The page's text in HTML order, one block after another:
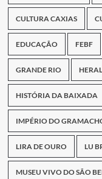
CULTURA CAXIAS
EDUCAÇÃO FEBF
GRANDE RIO
HISTÓRIA DA BAIXADA
IMPÉRIO DO
LIRA DE OURO LU
MUSEU VIVO DO SÃO